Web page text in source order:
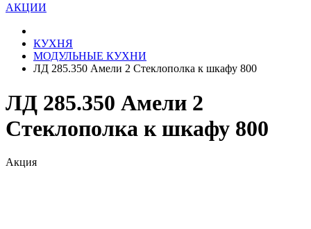
АКЦИИ
КУХНЯ
МОДУЛЬНЫЕ КУХНИ
ЛД 285.350 Амели 2 Стеклополка к шкафу 800
ЛД 285.350 Амели 2
Стеклополка к шкафу 800
Акция